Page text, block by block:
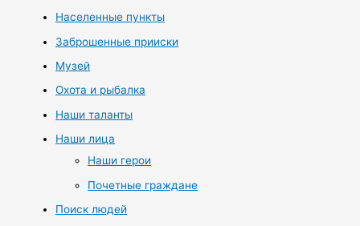
Населенные пункты
Заброшенные прииски
Музей
Охота и рыбалка
Наши таланты
Наши лица
Наши герои
Почетные граждане
Поиск людей